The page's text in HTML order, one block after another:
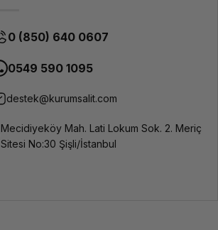
0 (850) 640 0607
0549 590 1095
destek@kurumsalit.com
Mecidiyeköy Mah. Lati Lokum Sok. 2. Meriç
Sitesi No:30 Şişli/İstanbul